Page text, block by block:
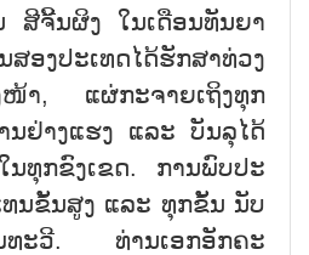
ສີຈີ້ນຜິງ ໃນເດືອນທັນຍາ
ອງປະເທດໄດ້ຮັກສາທ່ວງ
ໜ້າ, ແຜ່ກະຈາຍເຖິງທຸກ
ຢ່າງແຮງ ແລະ ບັນລຸໄດ້
ນທຸກຂົງເຂດ. ການພົບປະ
ນຂັ້ນສູງ ແລະ ທຸກຂັ້ນ ນັບ
ມທະວີ. ທ່ານເອກອັກຄະ